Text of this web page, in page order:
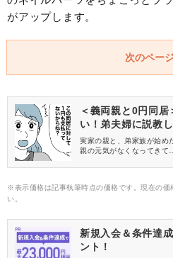
がアップします。
次のペー
＜義両親と0円同
い！弟夫婦に説教
実家の親と、弟家族が始め
親の元気がなくなってき
※表示価格は記事執筆時点の価格です。現在の価
い。
新規入会＆条件達
ント！